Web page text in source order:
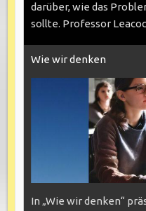
darüber, wie das
sollte. Professor
Wie wir denken
In „Wie wir denken“